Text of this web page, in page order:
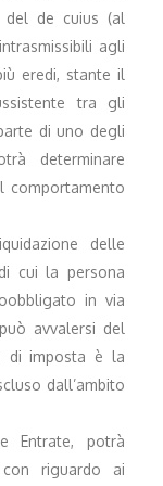
de cuius (al
agli
eredi, stante il
tra gli
di uno degli
determinare
comportamento
delle
cui la persona
in via
avvalersi del
di imposta è la
dall’ambito
Entrate, potrà
con riguardo ai